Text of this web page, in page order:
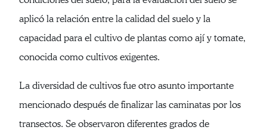
aplicó la relación entre la calidad del suelo y la
capacidad para el cultivo de plantas como ají y tomate,
conocida como cultivos exigentes.
La diversidad de cultivos fue otro asunto importante
mencionado después de finalizar las caminatas por los
transectos. Se observaron diferentes grados de